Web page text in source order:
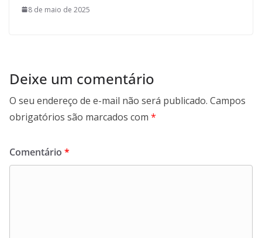
8 de maio de 2025
Deixe um comentário
O seu endereço de e-mail não será publicado. Campos
obrigatórios são marcados com *
Comentário *